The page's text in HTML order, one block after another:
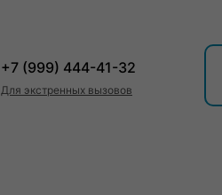
+7 (999) 444-41-32
Для экстренных вызовов